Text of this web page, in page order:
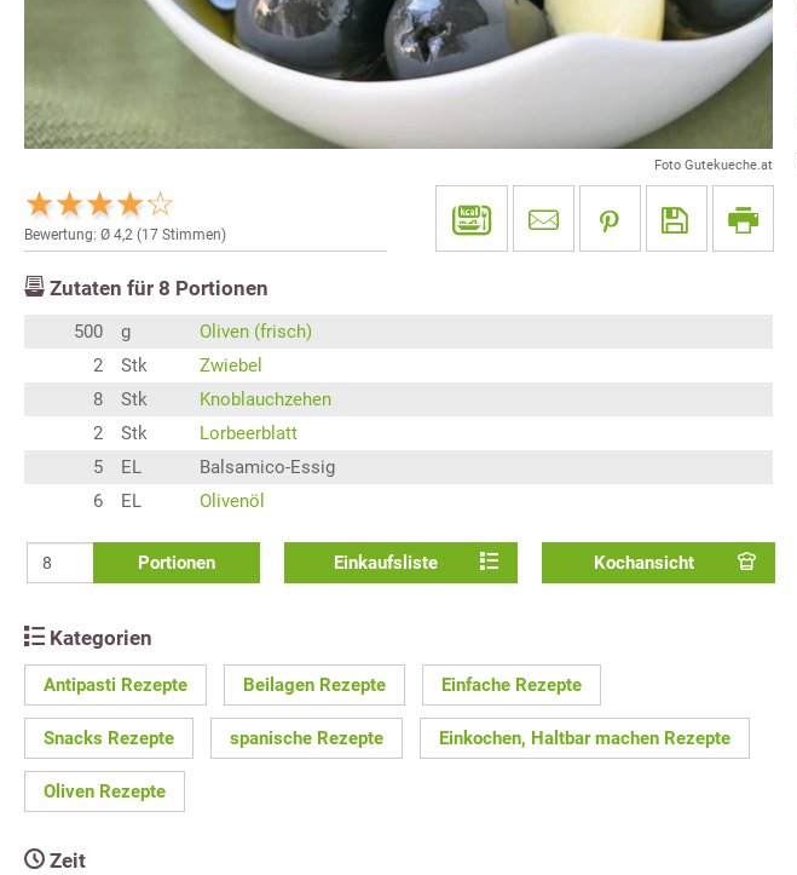
Foto Gutekueche.at
Bewertung: Ø 4,2 (17 Stimmen)
Zutaten für 8 Portionen
500 g
Oliven (frisch)
2
Stk
Zwiebel
8
Stk
Knoblauchzehen
2
Stk
Lorbeerblatt
5
EL
Balsamico-Essig
6
EL Olivenöl
Portionen Einkaufsliste Kochansicht
Kategorien
Antipasti Rezepte Beilagen Rezepte Einfache Rezepte
Snacks Rezepte spanische Rezepte Einkochen, Haltbar machen Rezepte
Oliven Rezepte
Zeit